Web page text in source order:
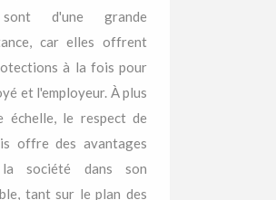
d'une grande
car elles offrent
à la fois pour
et l'employeur. À plus
échelle, le respect de
offre des avantages
société dans son
tant sur le plan des